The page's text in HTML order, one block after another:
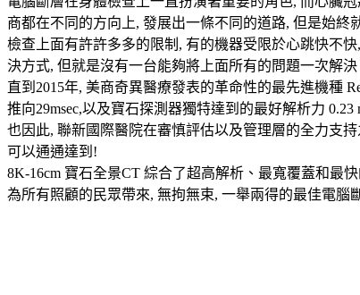
商都在不同的方向上, 發展出一條不同的道路, 但是始
檢查上面有許許多多的限制, 有的機器受限於心跳快不
決方式, 但就是沒有一台能夠將上面所有的問題一次解決
直到2015年, 美商奇異醫療發表的革命性的最先進機種
推向29msec,以及寶石探測器獨特達到的最好解析力
也因此, 聯新國際醫院在審慎評估以及管理層的全力支
可以通通達到!
8K-16cm 寶石全景CT 綜合了超高解析、最寬覆蓋和最快
為所有照顧的民眾帶來, 無拘無束, 一舉兩得的最佳電腦